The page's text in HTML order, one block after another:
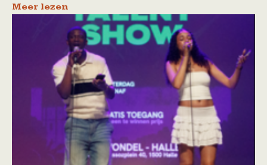
Meer lezen